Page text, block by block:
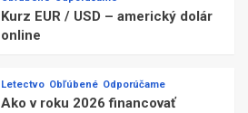
Kurz EUR / USD – americký dolár
online
Letectvo Obľúbené Odporúčame
Ako v roku 2026 financovať